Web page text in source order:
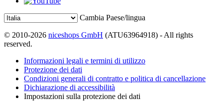
Cambia Paese/lingua
© 2010-2026 niceshops GmbH (ATU63964918) - All rights
reserved.
Informazioni legali e termini di utilizzo
Protezione dei dati
Condizioni generali di contratto e politica di cancellazione
Dichiarazione di accessibilità
Impostazioni sulla protezione dei dati